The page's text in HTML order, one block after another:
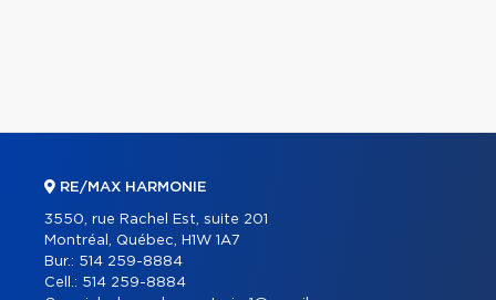
RE/MAX HARMONIE
3550, rue Rachel Est, suite 201
Montréal, Québec, H1W 1A7
Bur.: 514 259-8884
Cell.: 514 259-8884